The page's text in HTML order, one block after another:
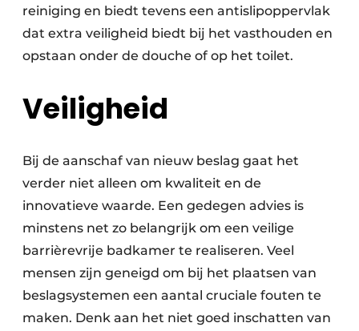
reiniging en biedt tevens een antislipoppervlak
dat extra veiligheid biedt bij het vasthouden en
opstaan onder de douche of op het toilet.
Veiligheid
Bij de aanschaf van nieuw beslag gaat het
verder niet alleen om kwaliteit en de
innovatieve waarde. Een gedegen advies is
minstens net zo belangrijk om een veilige
barrièrevrije badkamer te realiseren. Veel
mensen zijn geneigd om bij het plaatsen van
beslagsystemen een aantal cruciale fouten te
maken. Denk aan het niet goed inschatten van